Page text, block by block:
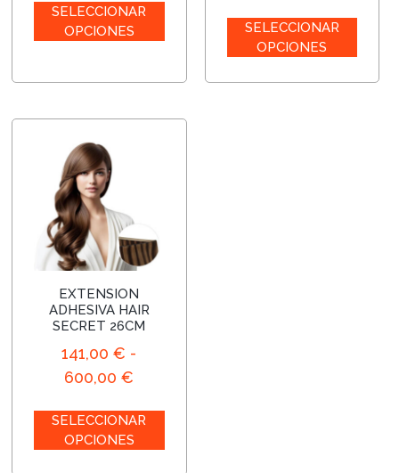
SELECCIONAR
OPCIONES
SELECCIONAR
OPCIONES
EXTENSION
ADHESIVA HAIR
SECRET 26CM
141,00€ -
600,00€
SELECCIONAR
OPCIONES